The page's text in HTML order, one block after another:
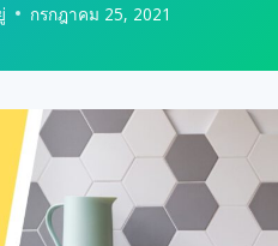
กรกฎาคม 25, 2021